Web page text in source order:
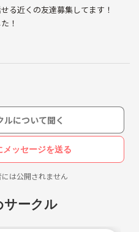
る近くの友達募集してます！
！
ルについて聞く
ッセージを送る
は公開されません
サークル